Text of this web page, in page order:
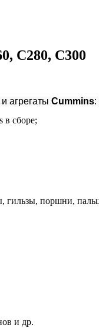
C280, C300
агрегаты Cummins:
в сборе;
гильзы, поршни,
и др.